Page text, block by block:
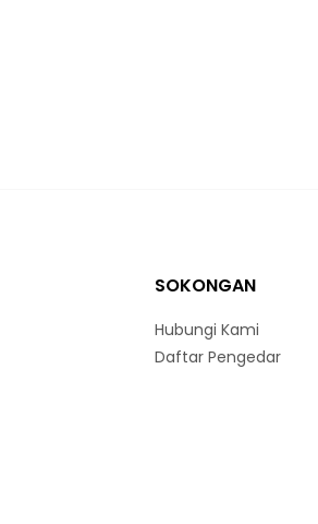
SOKONGAN
Hubungi Kami
Daftar Pengedar